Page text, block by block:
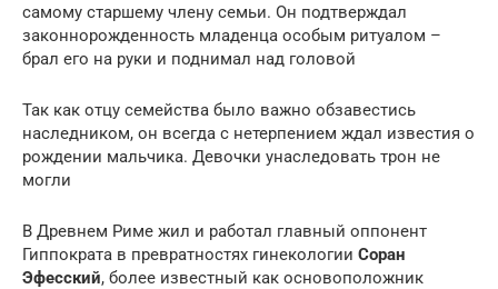
самому старшему члену семьи. Он подтверждал
законнорожденность младенца особым ритуалом –
брал его на руки и поднимал над головой
Так как отцу семейства было важно обзавестись
наследником, он всегда с нетерпением ждал известия о
рождении мальчика. Девочки унаследовать трон не
могли
В Древнем Риме жил и работал главный оппонент
Гиппократа в превратностях гинекологии Соран
Эфесский, более известный как основоположник